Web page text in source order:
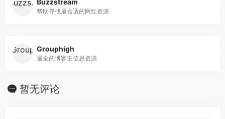
Buzzstream
帮助寻找最合适的网红资源
Grouphigh
最全的博客主信息资源
暂无评论